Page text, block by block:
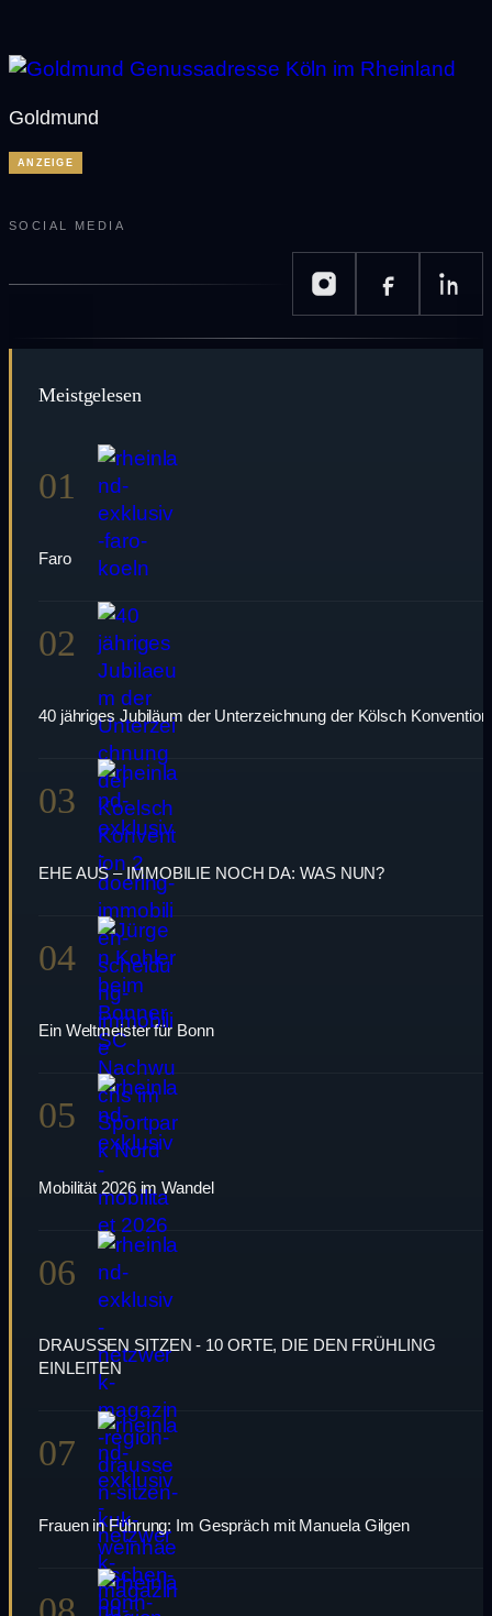
Goldmund
SOCIAL MEDIA
ANZEIGE
Meistgelesen
01
Faro
02
40 jähriges Jubiläum der Unterzeichnung der Kölsch Konvention
03
EHE AUS – IMMOBILIE NOCH DA: WAS NUN?
04
Ein Weltmeister für Bonn
05
Mobilität 2026 im Wandel
06
DRAUSSEN SITZEN - 10 ORTE, DIE DEN FRÜHLING
EINLEITEN
07
Frauen in Führung: Im Gespräch mit Manuela Gilgen